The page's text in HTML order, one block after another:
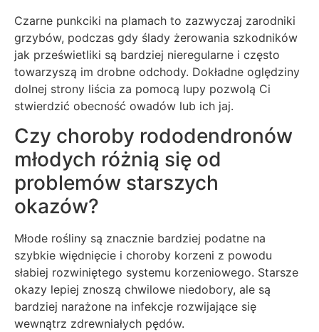
Czarne punkciki na plamach to zazwyczaj zarodniki
grzybów, podczas gdy ślady żerowania szkodników
jak prześwietliki są bardziej nieregularne i często
towarzyszą im drobne odchody. Dokładne oględziny
dolnej strony liścia za pomocą lupy pozwolą Ci
stwierdzić obecność owadów lub ich jaj.
Czy choroby rododendronów
młodych różnią się od
problemów starszych
okazów?
Młode rośliny są znacznie bardziej podatne na
szybkie więdnięcie i choroby korzeni z powodu
słabiej rozwiniętego systemu korzeniowego. Starsze
okazy lepiej znoszą chwilowe niedobory, ale są
bardziej narażone na infekcje rozwijające się
wewnątrz zdrewniałych pędów.